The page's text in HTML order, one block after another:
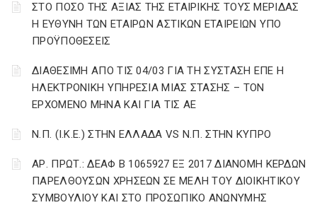
ΣΤΟ ΠΟΣΟ ΤΗΣ ΑΞΙΑΣ ΤΗΣ ΕΤΑΙΡΙΚΗΣ ΤΟΥΣ ΜΕΡΙΔΑΣ
Η ΕΥΘΥΝΗ ΤΩΝ ΕΤΑΙΡΩΝ ΑΣΤΙΚΩΝ ΕΤΑΙΡΕΙΩΝ ΥΠΟ
ΠΡΟΫΠΟΘΕΣΕΙΣ
ΔΙΑΘΕΣΙΜΗ ΑΠΟ ΤΙΣ 04/03 ΓΙΑ ΤΗ ΣΥΣΤΑΣΗ ΕΠΕ Η
ΗΛΕΚΤΡΟΝΙΚΗ ΥΠΗΡΕΣΙΑ ΜΙΑΣ ΣΤΑΣΗΣ – ΤΟΝ
ΕΡΧΟΜΕΝΟ ΜΗΝΑ ΚΑΙ ΓΙΑ ΤΙΣ ΑΕ
Ν.Π. (Ι.Κ.Ε.) ΣΤΗΝ ΕΛΛΑΔΑ VS Ν.Π. ΣΤΗΝ ΚΥΠΡΟ
ΑΡ. ΠΡΩΤ.: ΔΕΑΦ Β 1065927 ΕΞ 2017 ΔΙΑΝΟΜΗ ΚΕΡΔΩΝ
ΠΑΡΕΛΘΟΥΣΩΝ ΧΡΗΣΕΩΝ ΣΕ ΜΕΛΗ ΤΟΥ ΔΙΟΙΚΗΤΙΚΟΥ
ΣΥΜΒΟΥΛΙΟΥ ΚΑΙ ΣΤΟ ΠΡΟΣΩΠΙΚΟ ΑΝΩΝΥΜΗΣ